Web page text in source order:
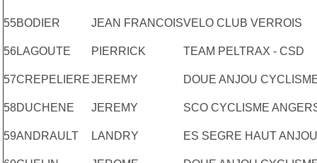
55BODIER JEAN FRANCOISVELO CLUB VERROIS
56LAGOUTE PIERRICK TEAM PELTRAX - CSD
57CREPELIEREJEREMY DOUE ANJOU
58DUCHENE JEREMY SCO CYCLISME
59ANDRAULT LANDRY ES SEGRE HAUT ANJOU